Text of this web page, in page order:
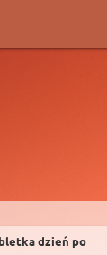
dzień po